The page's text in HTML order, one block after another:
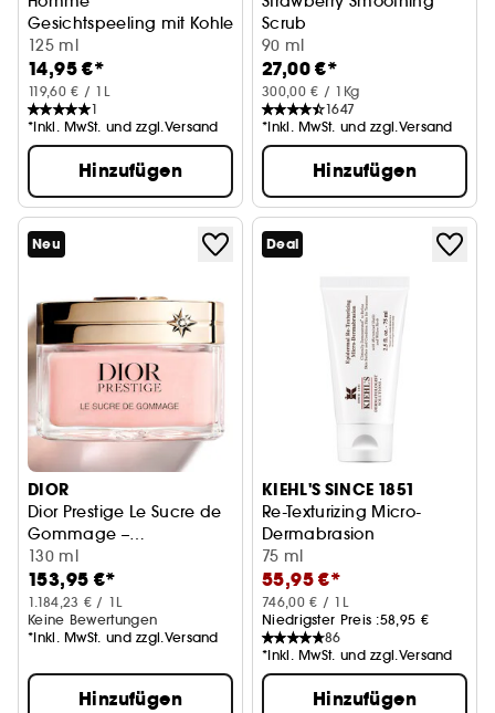
Gesichtspeeling mit Kohle
125 ml
14,95 €*
119,60 € / 1L
1
*Inkl. MwSt. und zzgl.Versand
Hinzufügen
Scrub
Gesichtspeeling mit AHA
90 ml
27,00 €*
300,00 € / 1Kg
1647
*Inkl. MwSt. und zzgl.Versand
Hinzufügen
Neu
DIOR
Dior Prestige Le Sucre de
Gommage –
außergewöhnliches
Zucker-Gesichtspeeling
130 ml
153,95 €*
1.184,23 € / 1L
Keine Bewertungen
*Inkl. MwSt. und zzgl.Versand
Hinzufügen
Deal
KIEHL'S SINCE 1851
Re-Texturizing Micro-
Dermabrasion
75 ml
55,95 €*
746,00 € / 1L
Niedrigster Preis :58,95 €
86
*Inkl. MwSt. und zzgl.Versand
Hinzufügen